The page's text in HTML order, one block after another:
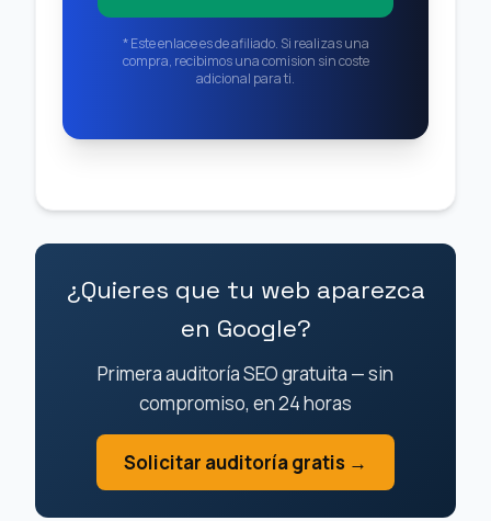
* Este enlace es de afiliado. Si realizas una
compra, recibimos una comision sin coste
adicional para ti.
¿Quieres que tu web aparezca
en Google?
Primera auditoría SEO gratuita — sin
compromiso, en 24 horas
Solicitar auditoría gratis →